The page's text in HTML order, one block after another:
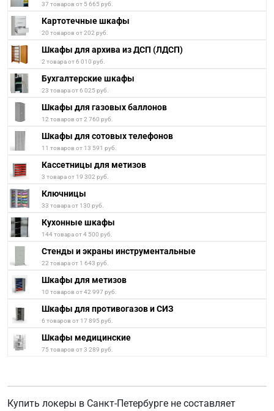
37 товаров от 5 665 руб.
Картотечные шкафы
20 товаров от 202 руб.
Шкафы для архива из ДСП (ЛДСП)
2 товара от 6 010 руб.
Бухгалтерские шкафы
23 товара от 6 025 руб.
Шкафы для газовых баллонов
12 товаров от 2 760 руб.
Шкафы для сотовых телефонов
11 товаров от 13 591 руб.
Кассетницы для метизов
3 товара от 19 302 руб.
Ключницы
33 товара от 130 руб.
Кухонные шкафы
144 товара от 4 500 руб.
Стенды и экраны инструментальные
22 товара от 1 643 руб.
Шкафы для метизов
10 товаров от 42 997 руб.
Шкафы для противогазов и СИЗ
6 товаров от 17 895 руб.
Шкафы медицинские
75 товаров от 3 289 руб.
Купить локеры в Санкт-Петербурге не составляет